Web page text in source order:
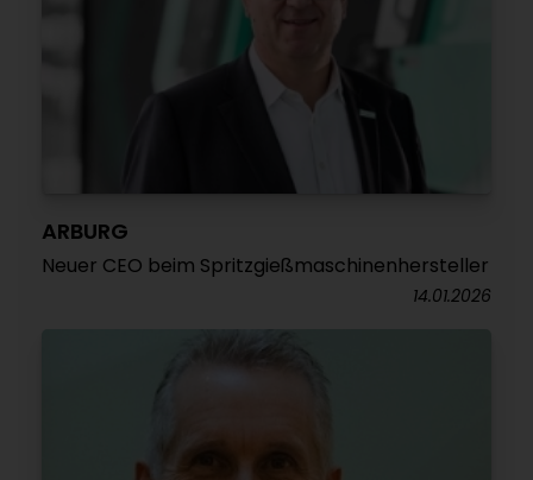
ARBURG
Neuer CEO beim Spritzgießmaschinenhersteller
14.01.2026